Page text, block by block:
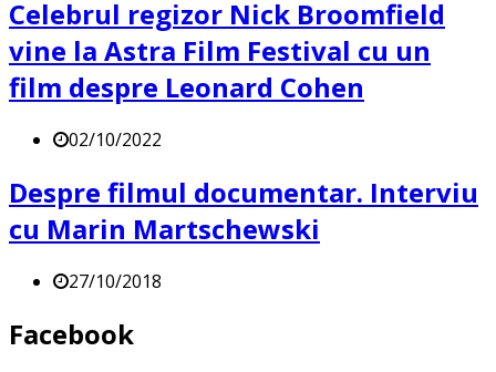
Celebrul regizor Nick Broomfield
vine la Astra Film Festival cu un
film despre Leonard Cohen
02/10/2022
Despre filmul documentar. Interviu
cu Marin Martschewski
27/10/2018
Facebook